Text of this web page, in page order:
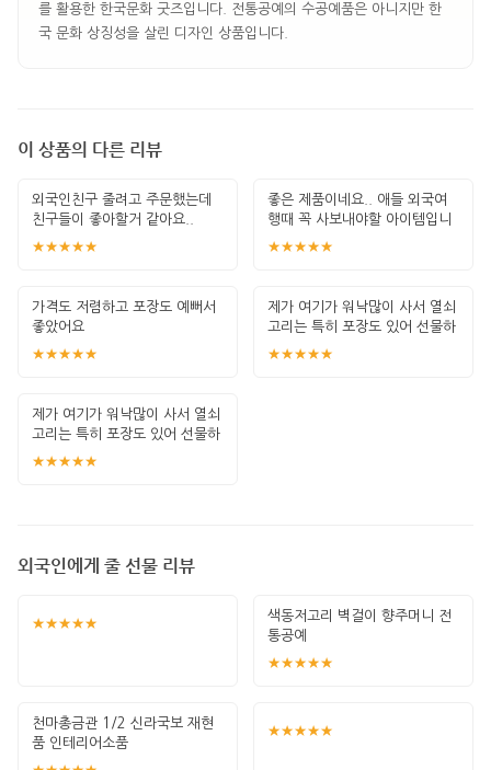
를 활용한 한국문화 굿즈입니다. 전통공예의 수공예품은 아니지만 한
국 문화 상징성을 살린 디자인 상품입니다.
이 상품의 다른 리뷰
외국인친구 줄려고 주문했는데
친구들이 좋아할거 같아요..
★★★★★
좋은 제품이네요.. 애들 외국여
행때 꼭 사보내야할 아이템입니
다. 잘 썻습
★★★★★
가격도 저렴하고 포장도 예뻐서
좋았어요
★★★★★
제가 여기가 워낙많이 사서 열쇠
고리는 특히 포장도 있어 선물하
기 좋고 퀄
★★★★★
제가 여기가 워낙많이 사서 열쇠
고리는 특히 포장도 있어 선물하
기 좋고 퀄
★★★★★
외국인에게 줄 선물 리뷰
★★★★★
색동저고리 벽걸이 향주머니 전
통공예
★★★★★
천마총금관 1/2 신라국보 재현
품 인테리어소품
★★★★★